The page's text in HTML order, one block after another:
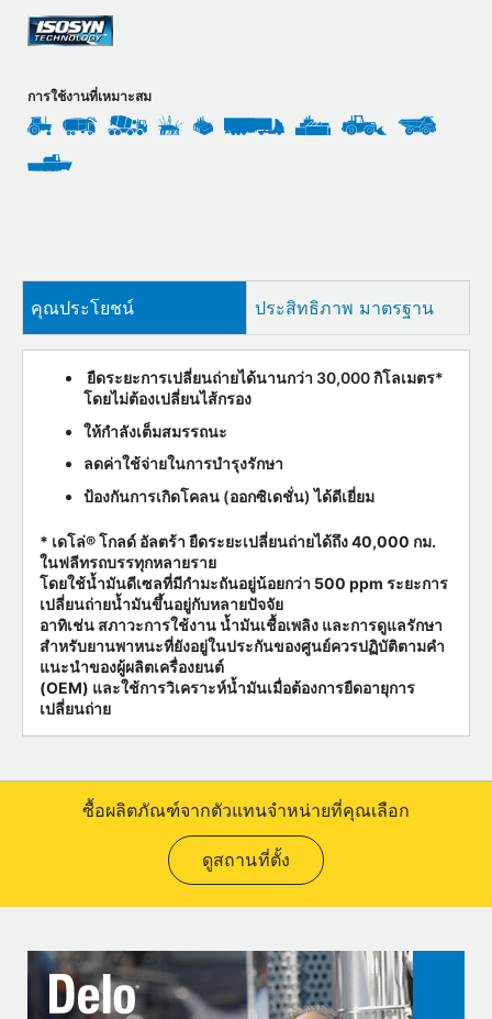
การใช้งานที่เหมาะสม
คุณประโยชน์ ประสิทธิภาพ มาตรฐาน
ยืดระยะการเปลี่ยนถ่ายได้นานกว่า 30,000 กิโลเมตร*
โดยไม่ต้องเปลี่ยนไส้กรอง
ให้กำลังเต็มสมรรถนะ
ลดค่าใช้จ่ายในการบำรุงรักษา
ป้องกันการเกิดโคลน (ออกซิเดชั่น) ได้ดีเยี่ยม
* เดโล่® โกลด์ อัลตร้า ยืดระยะเปลี่ยนถ่ายได้ถึง 40,000 กม.
ในฟลีทรถบรรทุกหลายราย
โดยใช้น้ำมันดีเซลที่มีกำมะถันอยู่น้อยกว่า 500 ppm ระยะการ
เปลี่ยนถ่ายน้ำมันขึ้นอยู่กับหลายปัจจัย
อาทิเช่น สภาวะการใช้งาน น้ำมันเชื้อเพลิง และการดูแลรักษา
สำหรับยานพาหนะที่ยังอยู่ในประกันของศูนย์ควรปฏิบัติตามคำ
แนะนำของผู้ผลิตเครื่องยนต์
(OEM) และใช้การวิเคราะห์น้ำมันเมื่อต้องการยืดอายุการ
เปลี่ยนถ่าย
ซื้อผลิตภัณฑ์จากตัวแทนจำหน่ายที่คุณเลือก
ดูสถานที่ตั้ง